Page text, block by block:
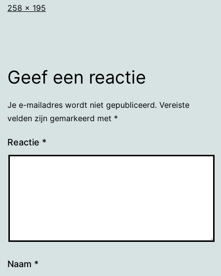
Volledige
258 × 195
Geef een reactie
Je e-mailadres wordt niet gepubliceerd. Vereiste
velden zijn gemarkeerd met *
Reactie *
Naam *